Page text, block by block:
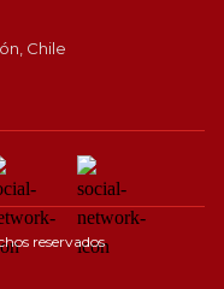
Chile
reservados